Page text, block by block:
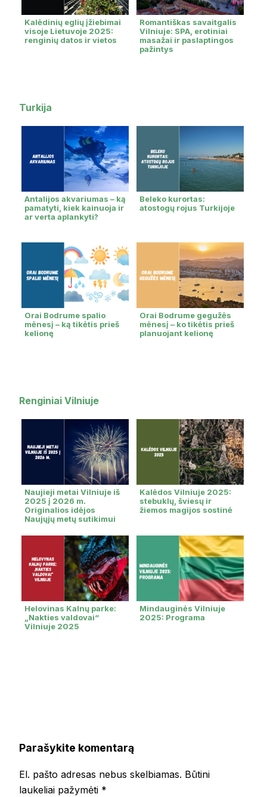
Kalėdinių eglių įžiebimai
visoje Lietuvoje 2025:
renginių datos ir vietos
Romantiškas savaitgalis
Vilniuje: SPA, erotiniai
masažai ir paslaptingos
pažintys
Turkija
Antalijos akvariumas – ką
pamatyti, kiek kainuoja ir
ar verta aplankyti?
Beleko kurortas:
atostogų rojus Turkijoje
Orai Bodrume spalio
mėnesį – ką tikėtis prieš
kelionę
Orai Bodrume gegužės
mėnesį – ko tikėtis prieš
planuojant kelionę
Renginiai Vilniuje
Naujieji metai Vilniuje iš
2025 į 2026 m.
Originalios idėjos
Naujųjų metų sutikimui
Kalėdos Vilniuje 2025:
stebuklų, šviesų ir
žiemos magijos sostinė
Helovinas Kalnų parke:
„Nakties valdovai“
Vilniuje 2025
Mindauginės Vilniuje
2025: Programa
Parašykite komentarą
El. pašto adresas nebus skelbiamas. Būtini
laukeliai pažymėti *